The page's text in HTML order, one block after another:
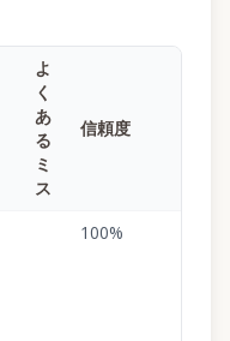
よ
く
あ
る
ミ
ス
信頼度
100%